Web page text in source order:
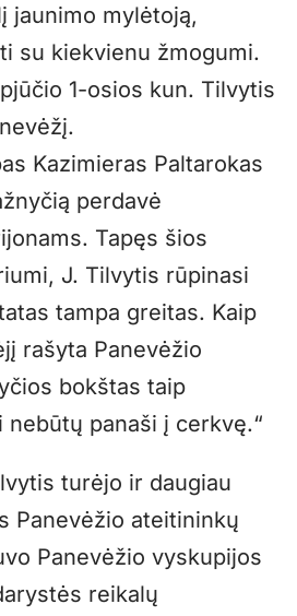
jaunimo mylėtoją,
su kiekvienu žmogumi.
1-osios kun. Tilvytis
Kazimieras Paltarokas
perdavė
Tapęs šios
J. Tilvytis rūpinasi
tampa greitas. Kaip
rašyta Panevėžio
bokštas taip
nebūtų panaši į cerkvę.“
turėjo ir daugiau
Panevėžio ateitininkų
Panevėžio vyskupijos
reikalų